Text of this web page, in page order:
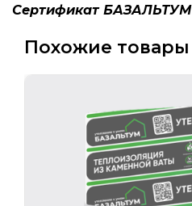
Сертификат БАЗАЛЬТУМ
Похожие товары